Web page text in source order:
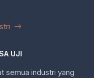
UJI
semua industri yang